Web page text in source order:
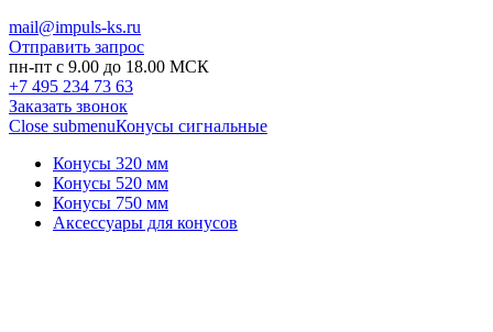
mail@impuls-ks.ru
Отправить запрос
пн-пт с 9.00 до 18.00 МСК
+7 495 234 73 63
Заказать звонок
Close submenuКонусы сигнальные
Конусы 320 мм
Конусы 520 мм
Конусы 750 мм
Аксессуары для конусов